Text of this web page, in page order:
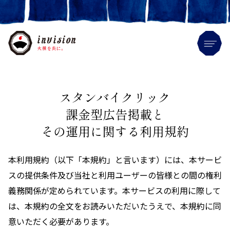
スタンバイクリック
課金型広告掲載と
その運用に関する利用規約
本利用規約（以下「本規約」と言います）には、本サービ
スの提供条件及び当社と利用ユーザーの皆様との間の権利
義務関係が定められています。本サービスの利用に際して
は、本規約の全文をお読みいただいたうえで、本規約に同
意いただく必要があります。